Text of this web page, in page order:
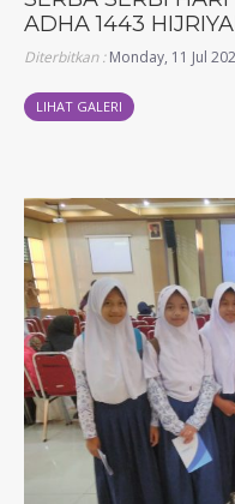
ADHA 1443
Diterbitkan :Monday, 11 Jul
LIHAT GALERI